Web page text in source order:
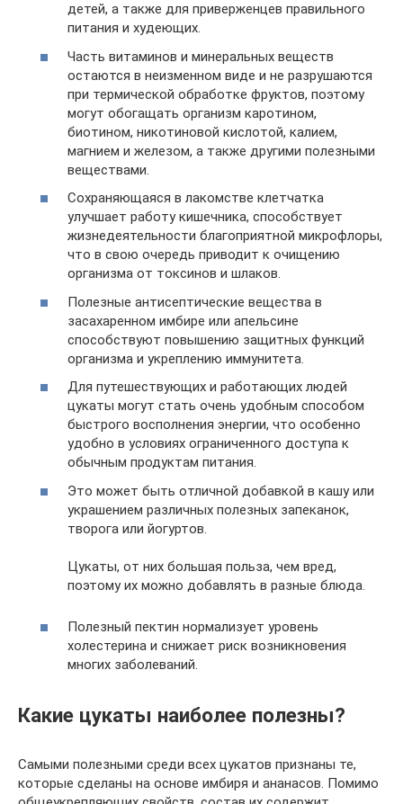
детей, а также для приверженцев правильного
питания и худеющих.
Часть витаминов и минеральных веществ
остаются в неизменном виде и не разрушаются
при термической обработке фруктов, поэтому
могут обогащать организм каротином,
биотином, никотиновой кислотой, калием,
магнием и железом, а также другими полезными
веществами.
Сохраняющаяся в лакомстве клетчатка
улучшает работу кишечника, способствует
жизнедеятельности благоприятной микрофлоры,
что в свою очередь приводит к очищению
организма от токсинов и шлаков.
Полезные антисептические вещества в
засахаренном имбире или апельсине
способствуют повышению защитных функций
организма и укреплению иммунитета.
Для путешествующих и работающих людей
цукаты могут стать очень удобным способом
быстрого восполнения энергии, что особенно
удобно в условиях ограниченного доступа к
обычным продуктам питания.
Это может быть отличной добавкой в кашу или
украшением различных полезных запеканок,
творога или йогуртов.
Цукаты, от них большая польза, чем вред,
поэтому их можно добавлять в разные блюда.
Полезный пектин нормализует уровень
холестерина и снижает риск возникновения
многих заболеваний.
Какие цукаты наиболее полезны?
Самыми полезными среди всех цукатов признаны те,
которые сделаны на основе имбиря и ананасов. Помимо